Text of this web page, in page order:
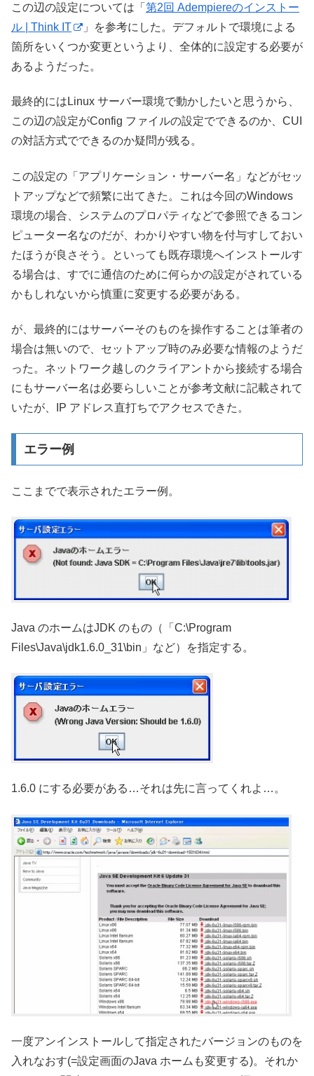
この辺の設定については「 第2回 Adempiereのインストー
ル | Think IT
」を参考にした。デフォルトで環境による
箇所をいくつか変更というより、全体的に設定する必要が
あるようだった。
最終的にはLinux サーバー環境で動かしたいと思うから、
この辺の設定がConfig ファイルの設定でできるのか、CUI
の対話方式でできるのか疑問が残る。
この設定の「アプリケーション・サーバー名」などがセッ
トアップなどで頻繁に出てきた。これは今回のWindows
環境の場合、システムのプロパティなどで参照できるコン
ピューター名なのだが、わかりやすい物を付与すしておい
たほうが良さそう。といっても既存環境へインストールす
る場合は、すでに通信のために何らかの設定がされている
かもしれないから慎重に変更する必要がある。
が、最終的にはサーバーそのものを操作することは筆者の
場合は無いので、セットアップ時のみ必要な情報のようだ
った。ネットワーク越しのクライアントから接続する場合
にもサーバー名は必要らしいことが参考文献に記載されて
いたが、IP アドレス直打ちでアクセスできた。
エラー例
ここまでで表示されたエラー例。
Java のホームはJDK のもの（「C:\Program
Files\Java\jdk1.6.0_31\bin」など）を指定する。
1.6.0 にする必要がある…それは先に言ってくれよ…。
一度アンインストールして指定されたバージョンのものを
入れなおす(=設定画面のJava ホームも変更する)。それか